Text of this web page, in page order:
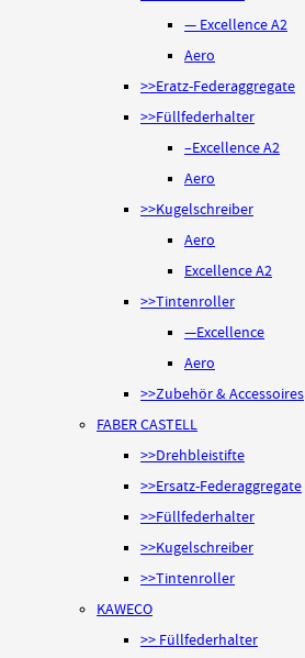
— Excellence A2
Aero
>>Eratz-Federaggregate
>>Füllfederhalter
–Excellence A2
Aero
>>Kugelschreiber
Aero
Excellence A2
>>Tintenroller
—Excellence
Aero
>>Zubehör & Accessoires
FABER CASTELL
>>Drehbleistifte
>>Ersatz-Federaggregate
>>Füllfederhalter
>>Kugelschreiber
>>Tintenroller
KAWECO
>> Füllfederhalter